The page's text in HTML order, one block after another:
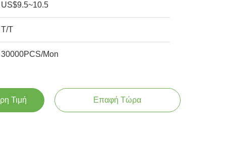
US$9.5~10.5
T/T
30000PCS/Mon
Τιμή Επαφή Τώρα